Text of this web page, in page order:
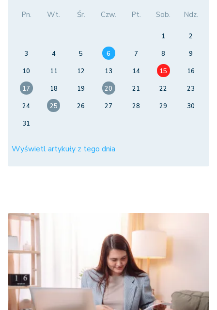
Pn. Wt. Śr. Czw. Pt. Sob. Ndz.
1
2
3
4 5 6 7 8
9
10
11 12 13 14 15
16
17
18 19 20 21 22
23
24
25 26 27 28 29
30
31
Wyświetl artykuły z tego dnia